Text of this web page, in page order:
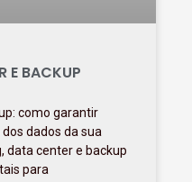
E BACKUP
como garantir
dados da sua
data center e backup
para